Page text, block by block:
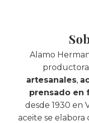
Alamo
artesanales,
prensado en
desde 1930 en
aceite se elabora